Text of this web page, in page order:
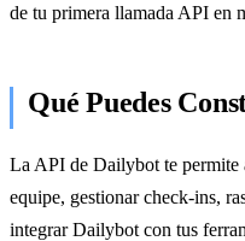
de tu primera llamada API en
Qué Puedes
La API de Dailybot te permite
equipe, gestionar check-ins,
integrar Dailybot con tus